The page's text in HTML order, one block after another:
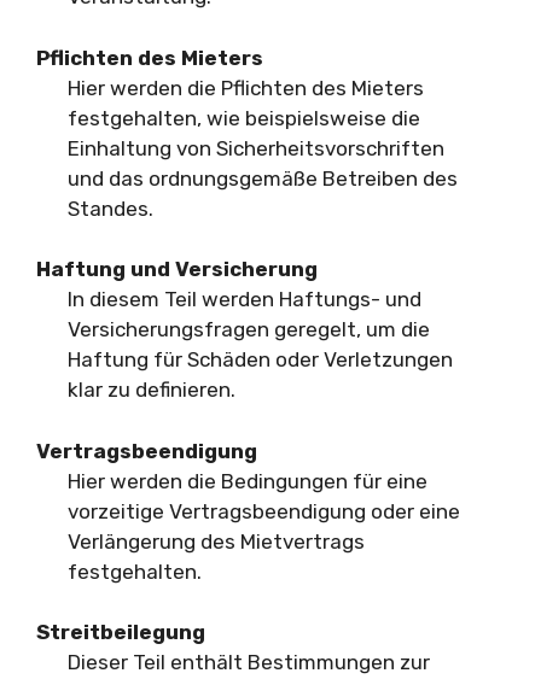
Pflichten des Mieters
Hier werden die Pflichten des Mieters
festgehalten, wie beispielsweise die
Einhaltung von Sicherheitsvorschriften
und das ordnungsgemäße Betreiben des
Standes.
Haftung und Versicherung
In diesem Teil werden Haftungs- und
Versicherungsfragen geregelt, um die
Haftung für Schäden oder Verletzungen
klar zu definieren.
Vertragsbeendigung
Hier werden die Bedingungen für eine
vorzeitige Vertragsbeendigung oder eine
Verlängerung des Mietvertrags
festgehalten.
Streitbeilegung
Dieser Teil enthält Bestimmungen zur